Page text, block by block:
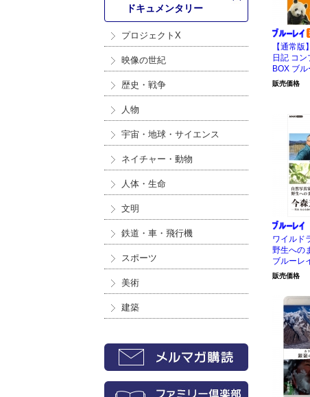
ドキュメンタリー
プロジェクトX
映像の世紀
歴史・戦争
人物
宇宙・地球・サイエンス
ネイチャー・動物
人体・生命
文明
鉄道・車・飛行機
スポーツ
美術
建築
【通常
日記 コ
BOX ブ
販売価格
ワイルド
野生への
ブルーレ
販売価格